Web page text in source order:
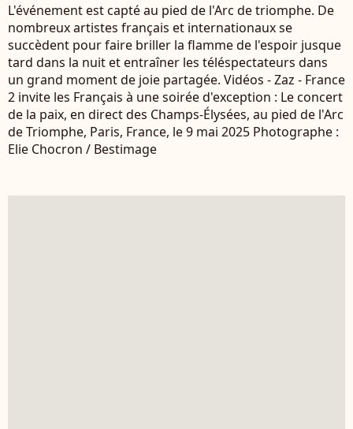
L'événement est capté au pied de l'Arc de triomphe. De
nombreux artistes français et internationaux se
succèdent pour faire briller la flamme de l'espoir jusque
tard dans la nuit et entraîner les téléspectateurs dans
un grand moment de joie partagée. Vidéos - Zaz - France
2 invite les Français à une soirée d'exception : Le concert
de la paix, en direct des Champs-Élysées, au pied de l'Arc
de Triomphe, Paris, France, le 9 mai 2025 Photographe :
Elie Chocron / Bestimage